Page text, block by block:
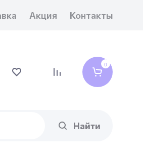
Акция Контакты
0
Найти